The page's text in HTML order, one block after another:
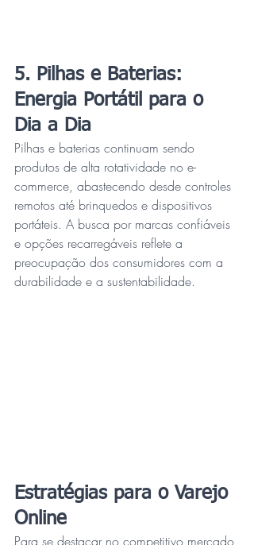
5. Pilhas e Baterias:
Energia Portátil para o
Dia a Dia
Pilhas e baterias continuam sendo
produtos de alta rotatividade no e-
commerce, abastecendo desde controles
remotos até brinquedos e dispositivos
portáteis. A busca por marcas confiáveis
e opções recarregáveis reflete a
preocupação dos consumidores com a
durabilidade e a sustentabilidade.
Estratégias para o Varejo
Online
Para se destacar no competitivo mercado